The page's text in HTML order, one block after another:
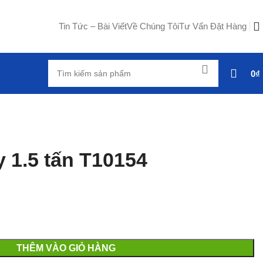
Tin Tức – Bài ViếtVề Chúng TôiTư Vấn Đặt Hàng
0₫
1.5 tấn T10154
THÊM VÀO GIỎ HÀNG